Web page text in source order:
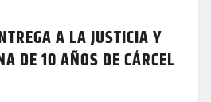
A LA JUSTICIA Y
DE 10 AÑOS DE CÁRCEL